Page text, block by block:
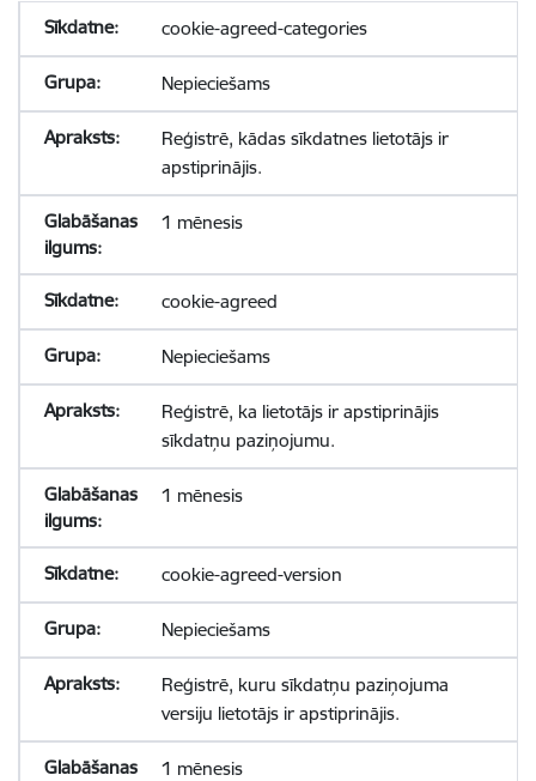
cookie-agreed-categories
Nepieciešams
Reģistrē, kādas sīkdatnes lietotājs ir
apstiprinājis.
1 mēnesis
cookie-agreed
Nepieciešams
Reģistrē, ka lietotājs ir apstiprinājis
sīkdatņu paziņojumu.
1 mēnesis
cookie-agreed-version
Nepieciešams
Reģistrē, kuru sīkdatņu paziņojuma
versiju lietotājs ir apstiprinājis.
1 mēnesis